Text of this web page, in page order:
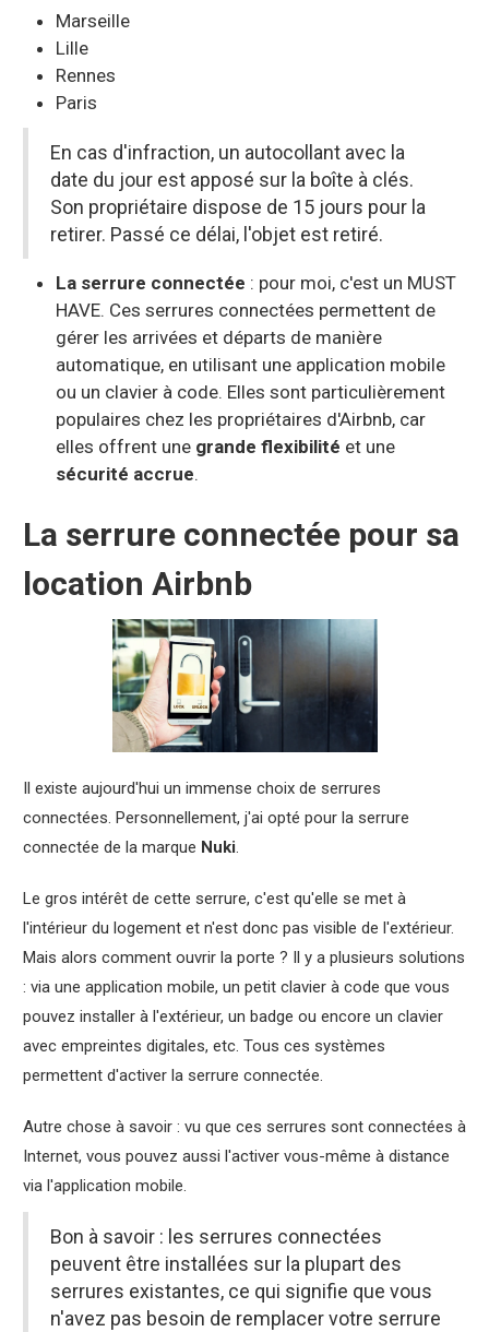
Marseille
Lille
Rennes
Paris
En cas d'infraction, un autocollant avec la
date du jour est apposé sur la boîte à clés.
Son propriétaire dispose de 15 jours pour la
retirer. Passé ce délai, l'objet est retiré.
La serrure connectée : pour moi, c'est un MUST
HAVE. Ces serrures connectées permettent de
gérer les arrivées et départs de manière
automatique, en utilisant une application mobile
ou un clavier à code. Elles sont particulièrement
populaires chez les propriétaires d'Airbnb, car
elles offrent une grande flexibilité et une
sécurité accrue.
La serrure connectée pour sa
location Airbnb
Il existe aujourd'hui un immense choix de serrures
connectées. Personnellement, j'ai opté pour la serrure
connectée de la marque Nuki.
Le gros intérêt de cette serrure, c'est qu'elle se met à
l'intérieur du logement et n'est donc pas visible de l'extérieur.
Mais alors comment ouvrir la porte ? Il y a plusieurs solutions
: via une application mobile, un petit clavier à code que vous
pouvez installer à l'extérieur, un badge ou encore un clavier
avec empreintes digitales, etc. Tous ces systèmes
permettent d'activer la serrure connectée.
Autre chose à savoir : vu que ces serrures sont connectées à
Internet, vous pouvez aussi l'activer vous-même à distance
via l'application mobile.
Bon à savoir : les serrures connectées
peuvent être installées sur la plupart des
serrures existantes, ce qui signifie que vous
n'avez pas besoin de remplacer votre serrure